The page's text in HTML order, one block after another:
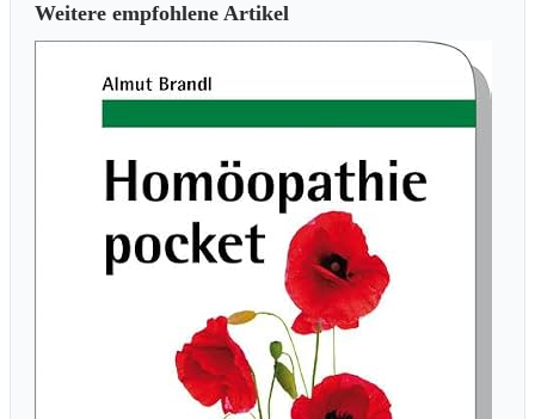
Weitere empfohlene Artikel